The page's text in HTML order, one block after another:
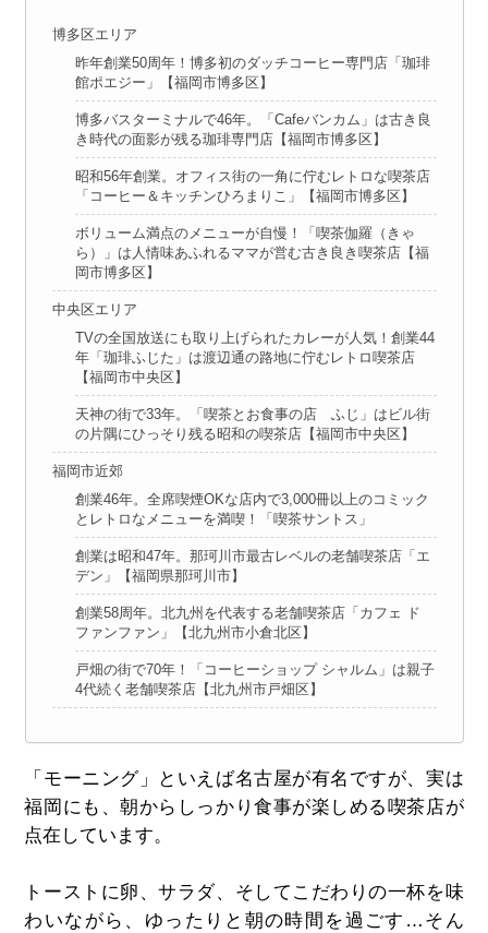
博多区エリア
昨年創業50周年！博多初のダッチコーヒー専門店「珈琲
館ポエジー」【福岡市博多区】
博多バスターミナルで46年。「Cafeバンカム」は古き良
き時代の面影が残る珈琲専門店【福岡市博多区】
昭和56年創業。オフィス街の一角に佇むレトロな喫茶店
「コーヒー＆キッチンひろまりこ」【福岡市博多区】
ボリューム満点のメニューが自慢！「喫茶伽羅（きゃ
ら）」は人情味あふれるママが営む古き良き喫茶店【福
岡市博多区】
中央区エリア
TVの全国放送にも取り上げられたカレーが人気！創業44
年「珈琲ふじた」は渡辺通の路地に佇むレトロ喫茶店
【福岡市中央区】
天神の街で33年。「喫茶とお食事の店 ふじ」はビル街
の片隅にひっそり残る昭和の喫茶店【福岡市中央区】
福岡市近郊
創業46年。全席喫煙OKな店内で3,000冊以上のコミック
とレトロなメニューを満喫！「喫茶サントス」
創業は昭和47年。那珂川市最古レベルの老舗喫茶店「エ
デン」【福岡県那珂川市】
創業58周年。北九州を代表する老舗喫茶店「カフェ ド
ファンファン」【北九州市小倉北区】
戸畑の街で70年！「コーヒーショップ シャルム」は親子
4代続く老舗喫茶店【北九州市戸畑区】
「モーニング」といえば名古屋が有名ですが、実は
福岡にも、朝からしっかり食事が楽しめる喫茶店が
点在しています。
トーストに卵、サラダ、そしてこだわりの一杯を味
わいながら、ゆったりと朝の時間を過ごす…そん